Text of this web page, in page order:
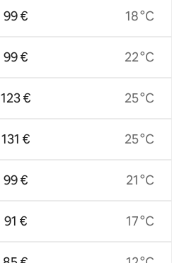
99 €
99 €
123 €
131 €
99 €
91 €
18 °C
22 °C
25 °C
25 °C
21 °C
17 °C